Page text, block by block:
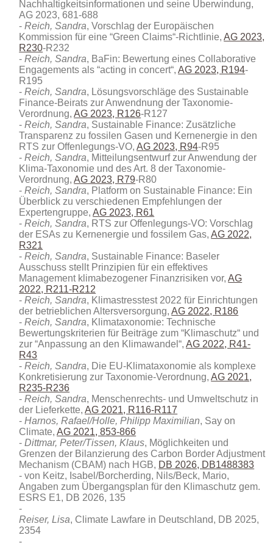
Nachhaltigkeitsinformationen und seine Überwindung,
AG 2023, 681-688
Reich, Sandra, Vorschlag der Europäischen
Kommission für eine “Green Claims“-Richtlinie,AG 2023,
R230-R232
Reich, Sandra, BaFin: Bewertung eines Collaborative
Engagements als “acting in concert“,AG 2023, R194-
R195
Reich, Sandra, Lösungsvorschläge des Sustainable
Finance-Beirats zur Anwendnung der Taxonomie-
Verordnung,AG 2023, R126-R127
Reich, Sandra, Sustainable Finance: Zusätzliche
Transparenz zu fossilen Gasen und Kernenergie in den
RTS zur Offenlegungs-VO,AG 2023, R94-R95
Reich, Sandra, Mitteilungsentwurf zur Anwendung der
Klima-Taxonomie und des Art. 8 der Taxonomie-
Verordnung,AG 2023, R79-R80
Reich, Sandra, Platform on Sustainable Finance: Ein
Überblick zu verschiedenen Empfehlungen der
Expertengruppe,AG 2023, R61
Reich, Sandra, RTS zur Offenlegungs-VO: Vorschlag
der ESAs zu Kernenergie und fossilem Gas,AG 2022,
R321
Reich, Sandra, Sustainable Finance: Baseler
Ausschuss stellt Prinzipien für ein effektives
Management klimabezogener Finanzrisiken vor,AG
2022, R211-R212
Reich, Sandra, Klimastresstest 2022 für Einrichtungen
der betrieblichen Altersversorgung,AG 2022, R186
Reich, Sandra, Klimataxonomie: Technische
Bewertungskriterien für Beiträge zum “Klimaschutz“ und
zur “Anpassung an den Klimawandel“,AG 2022, R41-
R43
Reich, Sandra, Die EU-Klimataxonomie als komplexe
Konkretisierung zur Taxonomie-Verordnung,AG 2021,
R235-R236
Reich, Sandra, Menschenrechts- und Umweltschutz in
der Lieferkette,AG 2021, R116-R117
Harnos, Rafael/Holle, Philipp Maximilian, Say on
Climate,AG 2021, 853-866
Dittmar, Peter/Tissen, Klaus, Möglichkeiten und
Grenzen der Bilanzierung des Carbon Border Adjustment
Mechanism (CBAM) nach HGB, DB 2026, DB1488383
von Keitz, Isabel/Borcherding, Nils/Beck, Mario,
Angaben zum Übergangsplan für den Klimaschutz gem.
ESRS E1, DB 2026, 135
Reiser, Lisa, Climate Lawfare in Deutschland, DB 2025,
2354